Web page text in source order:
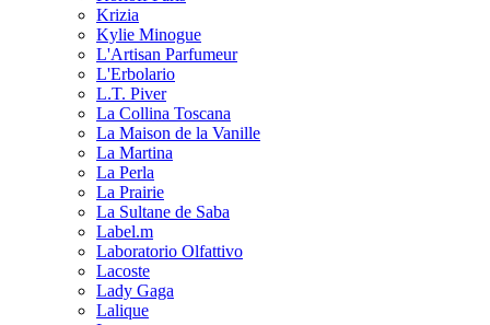
Krizia
Kylie Minogue
L'Artisan Parfumeur
L'Erbolario
L.T. Piver
La Collina Toscana
La Maison de la Vanille
La Martina
La Perla
La Prairie
La Sultane de Saba
Label.m
Laboratorio Olfattivo
Lacoste
Lady Gaga
Lalique